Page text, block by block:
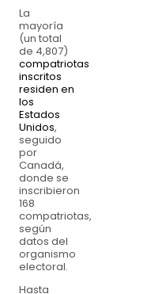
La
mayoría
(un total
de 4,807)
compatriotas
inscritos
residen en
los
Estados
Unidos,
seguido
por
Canadá,
donde se
inscribieron
168
compatriotas,
según
datos del
organismo
electoral.
Hasta